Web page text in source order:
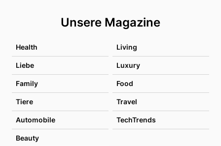
Unsere Magazine
Health Living
Liebe Luxury
Family Food
Tiere Travel
Automobile TechTrends
Beauty